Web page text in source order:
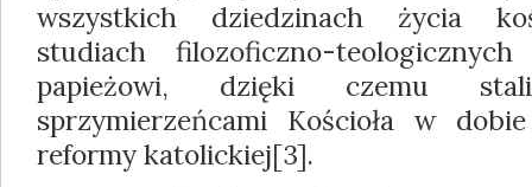
wszystkich dziedzinach życia
studiach filozoficzno-
papieżowi, dzięki czemu
sprzymierzeńcami Kościoła w
reformy katolickiej[3].